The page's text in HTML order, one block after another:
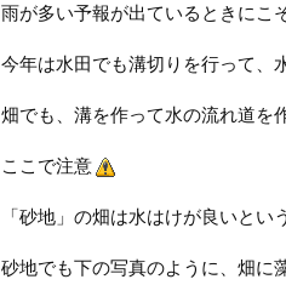
雨が多い予報が出ているときにこ
今年は水田でも溝切りを行って、
畑でも、溝を作って水の流れ道を
ここで注意
「砂地」の畑は水はけが良いとい
砂地でも下の写真のように、畑に